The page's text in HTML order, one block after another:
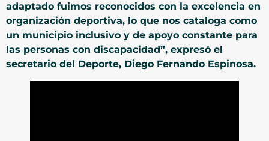
adaptado fuimos reconocidos con la excelencia en
organización deportiva, lo que nos cataloga como
un municipio inclusivo y de apoyo constante para
las personas con discapacidad”, expresó el
secretario del Deporte, Diego Fernando Espinosa.